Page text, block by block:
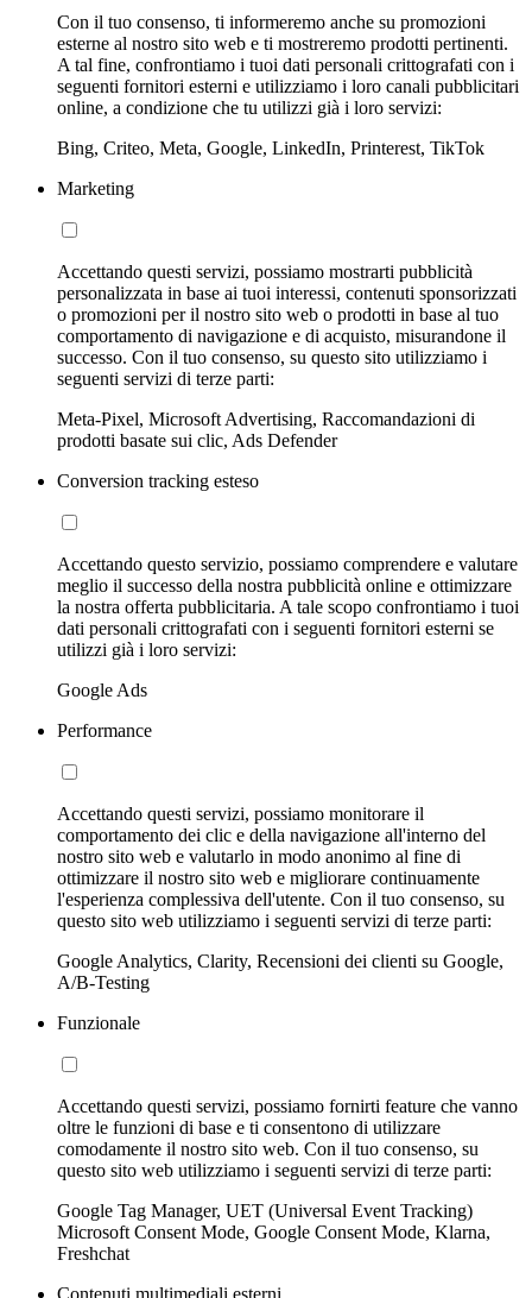
Con il tuo consenso, ti informeremo anche su promozioni
esterne al nostro sito web e ti mostreremo prodotti pertinenti.
A tal fine, confrontiamo i tuoi dati personali crittografati con i
seguenti fornitori esterni e utilizziamo i loro canali pubblicitari
online, a condizione che tu utilizzi già i loro servizi:
Bing, Criteo, Meta, Google, LinkedIn, Printerest, TikTok
Marketing
Accettando questi servizi, possiamo mostrarti pubblicità
personalizzata in base ai tuoi interessi, contenuti sponsorizzati
o promozioni per il nostro sito web o prodotti in base al tuo
comportamento di navigazione e di acquisto, misurandone il
successo. Con il tuo consenso, su questo sito utilizziamo i
seguenti servizi di terze parti:
Meta-Pixel, Microsoft Advertising, Raccomandazioni di
prodotti basate sui clic, Ads Defender
Conversion tracking esteso
Accettando questo servizio, possiamo comprendere e valutare
meglio il successo della nostra pubblicità online e ottimizzare
la nostra offerta pubblicitaria. A tale scopo confrontiamo i tuoi
dati personali crittografati con i seguenti fornitori esterni se
utilizzi già i loro servizi:
Google Ads
Performance
Accettando questi servizi, possiamo monitorare il
comportamento dei clic e della navigazione all'interno del
nostro sito web e valutarlo in modo anonimo al fine di
ottimizzare il nostro sito web e migliorare continuamente
l'esperienza complessiva dell'utente. Con il tuo consenso, su
questo sito web utilizziamo i seguenti servizi di terze parti:
Google Analytics, Clarity, Recensioni dei clienti su Google,
A/B-Testing
Funzionale
Accettando questi servizi, possiamo fornirti feature che vanno
oltre le funzioni di base e ti consentono di utilizzare
comodamente il nostro sito web. Con il tuo consenso, su
questo sito web utilizziamo i seguenti servizi di terze parti:
Google Tag Manager, UET (Universal Event Tracking)
Microsoft Consent Mode, Google Consent Mode, Klarna,
Freshchat
Contenuti multimediali esterni